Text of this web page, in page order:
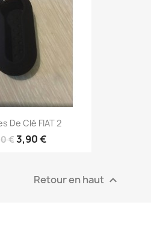
De Clé FIAT 2
€3,90 €
Retour en haut 